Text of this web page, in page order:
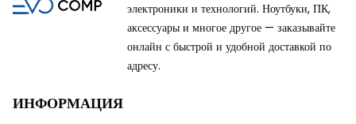
электроники и технологий. Ноутбуки, ПК,
аксессуары и многое другое — заказывайте
онлайн с быстрой и удобной доставкой по
адресу.
ИНФОРМАЦИЯ